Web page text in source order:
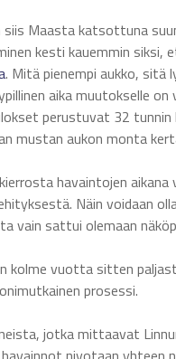
Maasta katsottuna
kesti kauemmin
. Mitä pienempi aukko, sitä
aika muutokselle
perustuvat 32 tunnin
mustan aukon monta
havaintojen
Näin voidaan
vain sattui olemaan
kolme vuotta sitten
prosessi.
jotka mittaavat